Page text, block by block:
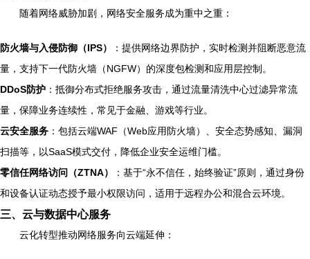
随着网络威胁加剧，网络安全服务成为重中之重：
防火墙与入侵防御（IPS）
：提供网络边界防护，实时检测并阻断恶意流
量，支持下一代防火墙（NGFW）的深度包检测和应用层控制。
DDoS防护 ：抵御分布式拒绝服务攻击，通过流量清洗中心过滤异常流
量，保障业务连续性，常见于金融、游戏等行业。
云安全服务 ：包括云端WAF（Web应用防火墙）、安全态势感知、漏洞
扫描等，以SaaS模式交付，降低企业安全运维门槛。
零信任网络访问（ZTNA）
：基于“永不信任，始终验证”原则，通过身份
和设备认证动态授予最小权限访问，适用于远程办公和混合云环境。
三、云与数据中心服务
云化转型推动网络服务向云端延伸：